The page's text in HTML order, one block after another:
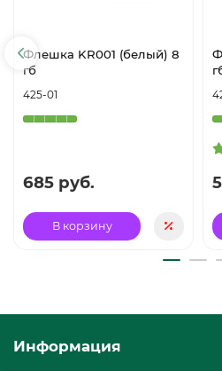
Флешка KR001 (белый) 8
гб
425-01
685 руб.
В корзину
Информация